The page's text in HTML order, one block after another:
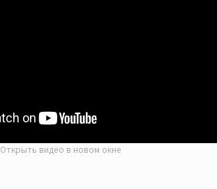
Открыть видео в новом окне